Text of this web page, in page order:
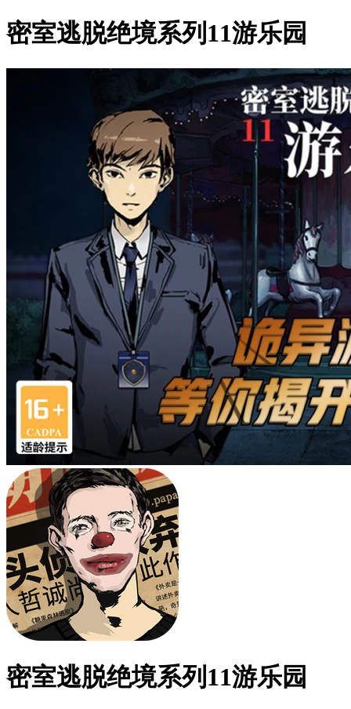
密室逃脱绝境系列11游乐园
密室逃脱绝境系列11游乐园